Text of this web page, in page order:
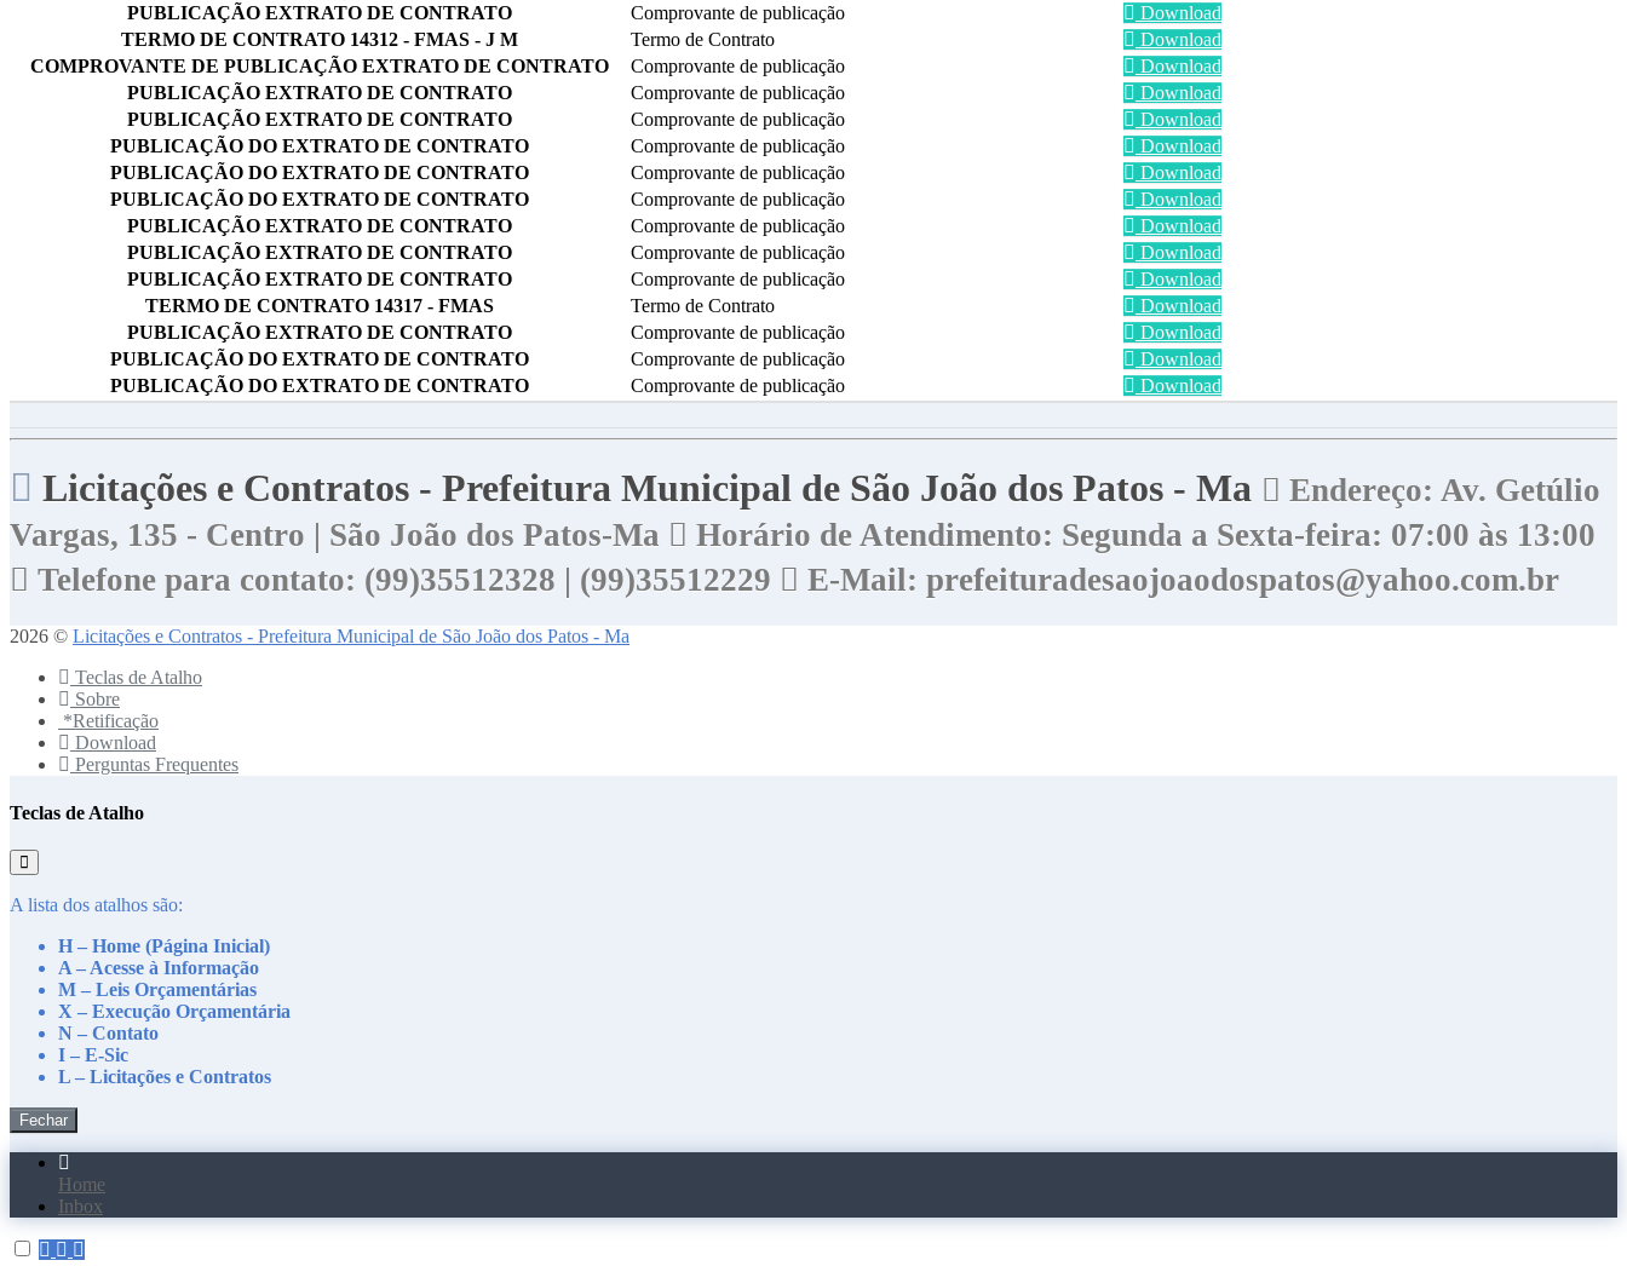
PUBLICAÇÃO EXTRATO DE CONTRATO
Comprovante de publicação
Download
TERMO DE CONTRATO 14312 - FMAS - J M
Termo de Contrato
Download
COMPROVANTE DE PUBLICAÇÃO EXTRATO DE CONTRATO
Comprovante de publicação
Download
PUBLICAÇÃO EXTRATO DE CONTRATO
Comprovante de publicação
Download
PUBLICAÇÃO EXTRATO DE CONTRATO
Comprovante de publicação
Download
PUBLICAÇÃO DO EXTRATO DE CONTRATO
Comprovante de publicação
Download
PUBLICAÇÃO DO EXTRATO DE CONTRATO
Comprovante de publicação
Download
PUBLICAÇÃO DO EXTRATO DE CONTRATO
Comprovante de publicação
Download
PUBLICAÇÃO EXTRATO DE CONTRATO
Comprovante de publicação
Download
PUBLICAÇÃO EXTRATO DE CONTRATO
Comprovante de publicação
Download
PUBLICAÇÃO EXTRATO DE CONTRATO
Comprovante de publicação
Download
TERMO DE CONTRATO 14317 - FMAS
Termo de Contrato
Download
PUBLICAÇÃO EXTRATO DE CONTRATO
Comprovante de publicação
Download
PUBLICAÇÃO DO EXTRATO DE CONTRATO
Comprovante de publicação
Download
PUBLICAÇÃO DO EXTRATO DE CONTRATO
Comprovante de publicação Download
Licitações e Contratos - Prefeitura Municipal de São João dos Patos - Ma
Endereço: Av. Getúlio
Vargas, 135 - Centro | São João dos Patos-Ma
Horário de Atendimento: Segunda a Sexta-feira: 07:00 às 13:00
Telefone para contato: (99)35512328 | (99)35512229
E-Mail: prefeituradesaojoaodospatos@yahoo.com.br
2026 © Licitações e Contratos - Prefeitura Municipal de São João dos Patos - Ma
Teclas de Atalho
Sobre
*Retificação
Download
Perguntas Frequentes
Teclas de Atalho
A lista dos atalhos são:
H – Home (Página Inicial)
A – Acesse à Informação
M – Leis Orçamentárias
X – Execução Orçamentária
N – Contato
I – E-Sic
L – Licitações e Contratos
Fechar
Home
Inbox